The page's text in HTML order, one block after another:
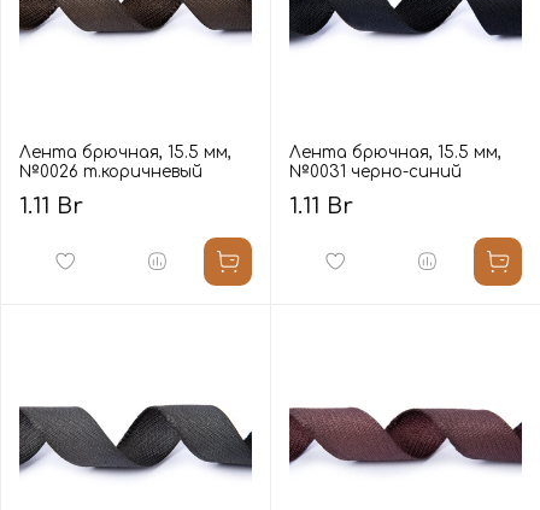
Лента брючная, 15.5 мм,
№0026 т.коричневый
1.11 Br
Лента брючная, 15.5 мм,
№0031 черно-синий
1.11 Br